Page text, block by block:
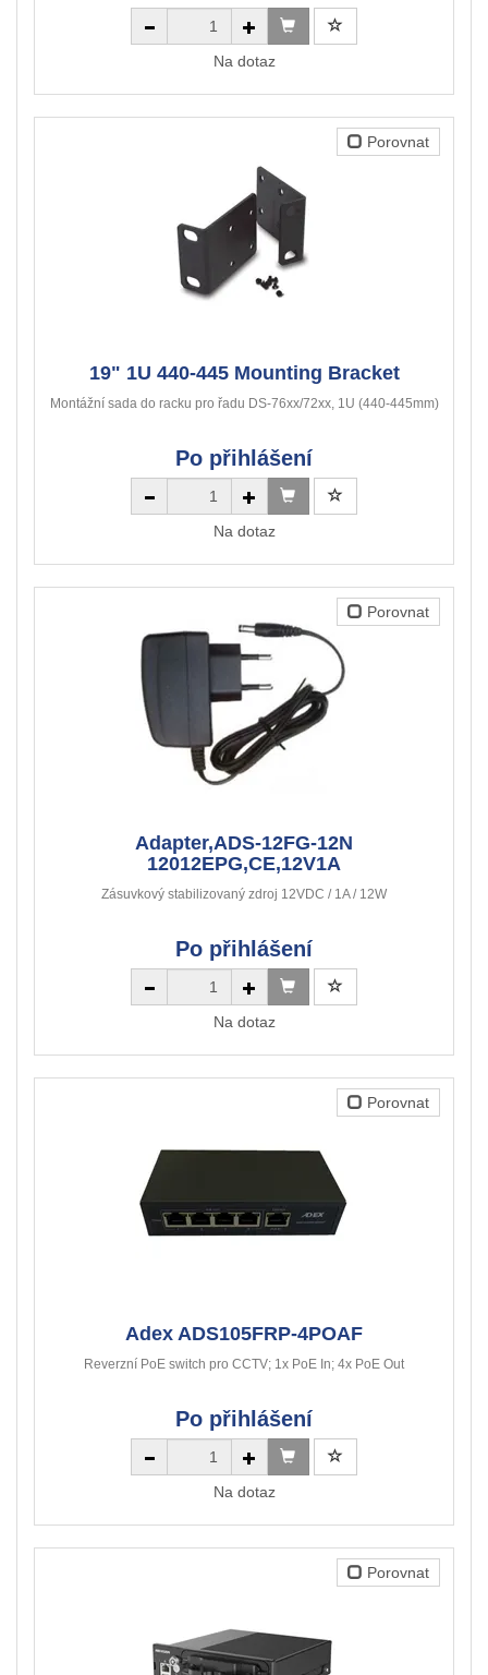
Na dotaz
Porovnat
19" 1U 440-445 Mounting Bracket
Montážní sada do racku pro řadu DS-76xx/72xx, 1U (440-445mm)
Po přihlášení
Na dotaz
Porovnat
Adapter,ADS-12FG-12N
12012EPG,CE,12V1A
Zásuvkový stabilizovaný zdroj 12VDC / 1A / 12W
Po přihlášení
Na dotaz
Porovnat
Adex ADS105FRP-4POAF
Reverzní PoE switch pro CCTV; 1x PoE In; 4x PoE Out
Po přihlášení
Na dotaz
Porovnat